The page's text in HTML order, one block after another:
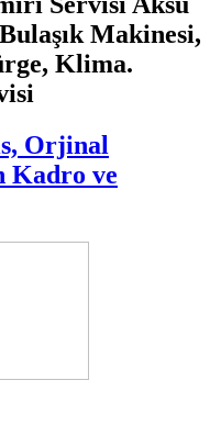
Makinesi,
Klima.
Orjinal
Kadro ve